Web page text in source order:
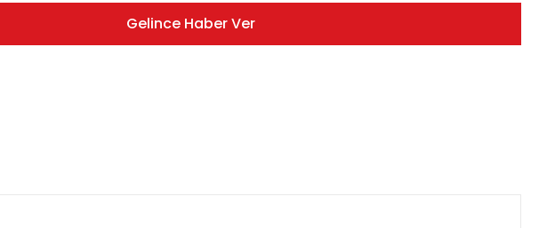
Gelince Haber Ver